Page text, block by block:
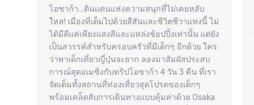
โอซาก้า…ดินแดนแห่งความสนุกที่ไม่เคยหลับ
ใหล! เมืองที่เต็มไปด้วยสีสันและชีวิตชีวาแห่งนี้ ไม่
ได้มีดีแค่เพียงแสงสีและแหล่งช้อปปิ้งเท่านั้น แต่ยัง
เป็นสวรรค์สำหรับครอบครัวที่มีเด็กๆ อีกด้วย ใคร
ว่าพาเด็กเที่ยวญี่ปุ่นจะยาก ลองมาสัมผัสประสบ
การณ์สุดอเมซิ่งกับทริปโอซาก้า 4 วัน 3 คืน ที่เรา
จัดเต็มทั้งสถานที่ท่องเที่ยวสุดโปรดของเด็กๆ
พร้อมเคล็ดลับการเดินทางแบบคุ้มค่าด้วย Osaka